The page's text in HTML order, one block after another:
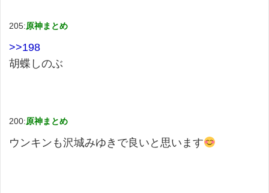
205:原神まとめ
>>198
胡蝶しのぶ
200:原神まとめ
ウンキンも沢城みゆきで良いと思います